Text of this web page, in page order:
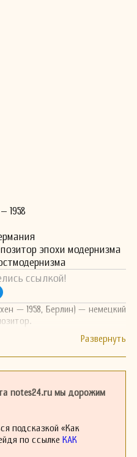
– 1958
эпохи модернизма
ссылкой!
— 1958, Берлин) — немецкий
notes24.ru мы дорожим
подсказкой «Как
по ссылке КАК